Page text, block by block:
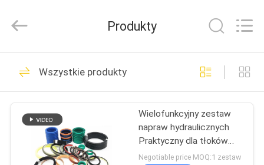
DOM
PRODUKTY
FILMY
Machinery
Rights
Pompa hydrauliczna
koparki
1716
Produkty
Wszystkie produkty
Wielofunkcyjny zestaw
napraw hydraulicznych
Praktyczny dla tłoków
koparek
Negotiable price MOQ:1 zestaw